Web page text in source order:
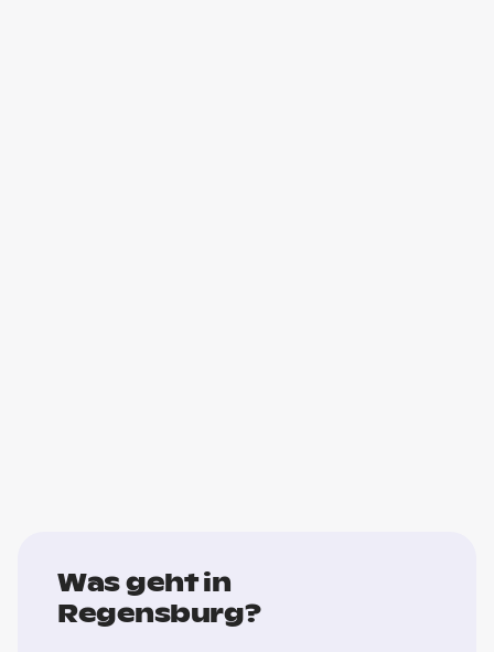
Was geht in
Regensburg?